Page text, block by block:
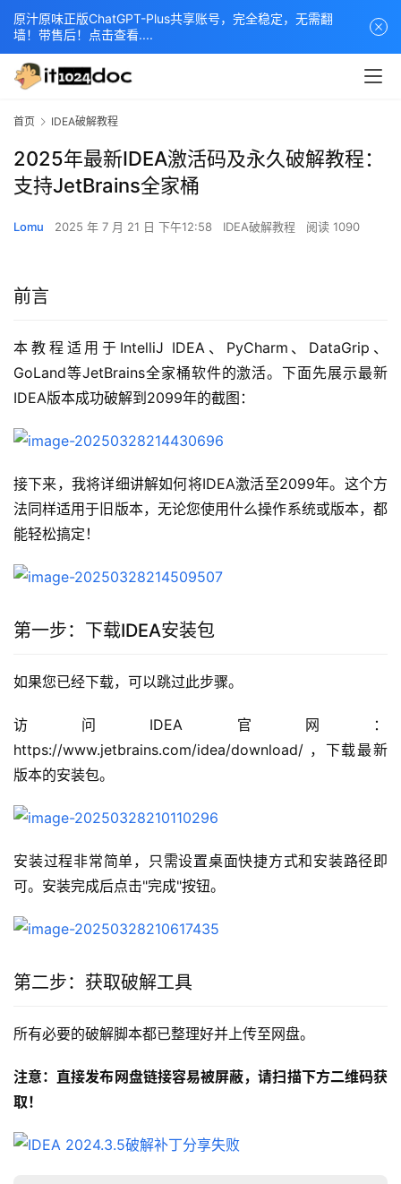
首页 IDEA破解教程
2025年最新IDEA激活码及永久破解教程：
支持JetBrains全家桶
Lomu 2025 年 7 月 21 日 下午12:58 IDEA破解教程 阅读 1090
前言
本教程适用于IntelliJ IDEA、PyCharm、DataGrip、
GoLand等JetBrains全家桶软件的激活。下面先展示最新
IDEA版本成功破解到2099年的截图：
接下来，我将详细讲解如何将IDEA激活至2099年。这个方
法同样适用于旧版本，无论您使用什么操作系统或版本，都
能轻松搞定！
第一步：下载IDEA安装包
如果您已经下载，可以跳过此步骤。
访问IDEA官网：
https://www.jetbrains.com/idea/download/ ，下载最新
版本的安装包。
安装过程非常简单，只需设置桌面快捷方式和安装路径即
可。安装完成后点击"完成"按钮。
第二步：获取破解工具
所有必要的破解脚本都已整理好并上传至网盘。
注意：直接发布网盘链接容易被屏蔽，请扫描下方二维码获
取！
原汁原味正版ChatGPT-Plus共享账号，完全稳定，无需翻
墙！带售后！点击查看....